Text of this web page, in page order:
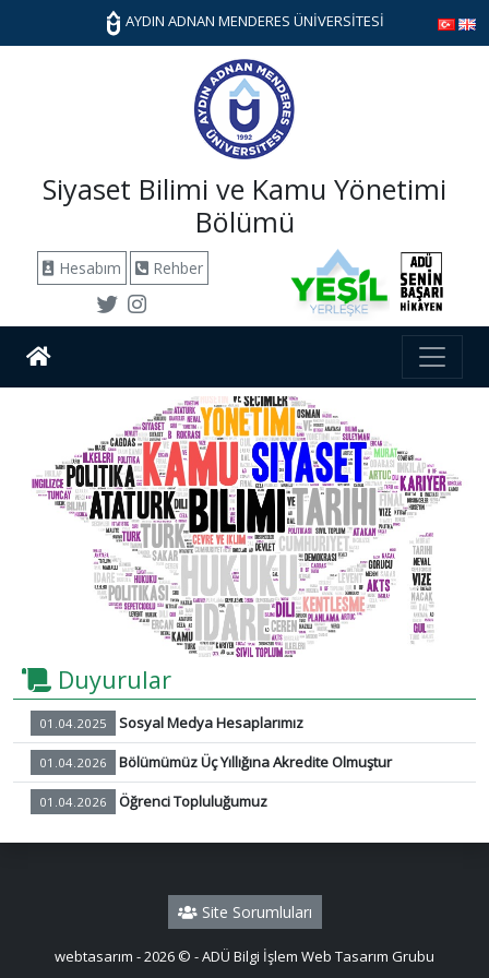
AYDIN ADNAN MENDERES ÜNİVERSİTESİ
Siyaset Bilimi ve Kamu Yönetimi
Bölümü
Hesabım Rehber
Previous
Duyurular
01.04.2025 Sosyal Medya Hesaplarımız
01.04.2026 Bölümümüz Üç Yıllığına Akredite Olmuştur
01.04.2026 Öğrenci Topluluğumuz
Site Sorumluları
webtasarım - 2026 © - ADÜ Bilgi İşlem Web Tasarım Grubu